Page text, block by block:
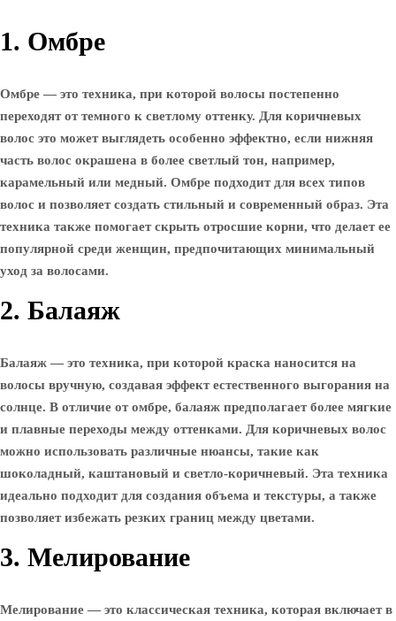
1. Омбре
Омбре — это техника, при которой волосы постепенно
переходят от темного к светлому оттенку. Для коричневых
волос это может выглядеть особенно эффектно, если нижняя
часть волос окрашена в более светлый тон, например,
карамельный или медный. Омбре подходит для всех типов
волос и позволяет создать стильный и современный образ. Эта
техника также помогает скрыть отросшие корни, что делает ее
популярной среди женщин, предпочитающих минимальный
уход за волосами.
2. Балаяж
Балаяж — это техника, при которой краска наносится на
волосы вручную, создавая эффект естественного выгорания на
солнце. В отличие от омбре, балаяж предполагает более мягкие
и плавные переходы между оттенками. Для коричневых волос
можно использовать различные нюансы, такие как
шоколадный, каштановый и светло-коричневый. Эта техника
идеально подходит для создания объема и текстуры, а также
позволяет избежать резких границ между цветами.
3. Мелирование
Мелирование — это классическая техника, которая включает в